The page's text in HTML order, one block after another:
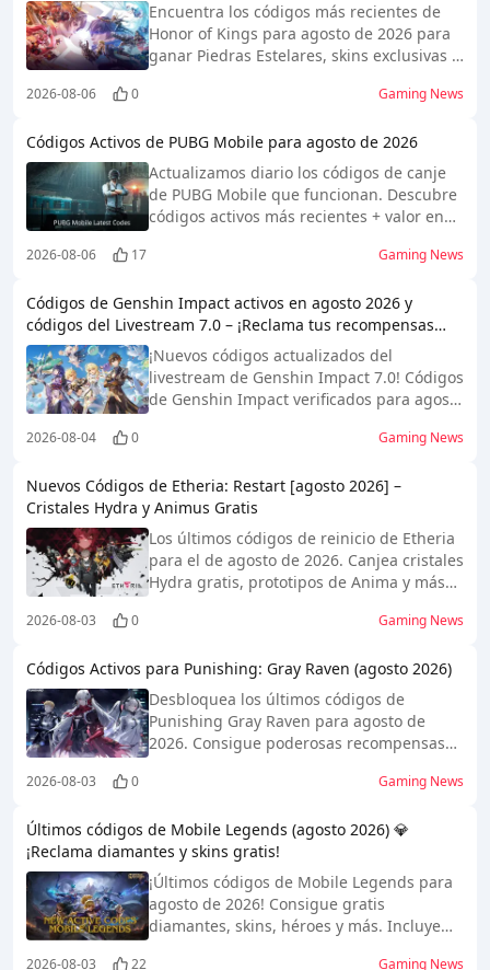
Encuentra los códigos más recientes de
Honor of Kings para agosto de 2026 para
ganar Piedras Estelares, skins exclusivas y
2026-08-06 0 Gaming News
Códigos Activos de PUBG Mobile para agosto de 2026
Actualizamos diario los códigos de canje
de PUBG Mobile que funcionan. Descubre
códigos activos más recientes + valor en
2026-08-06 17 Gaming News
Códigos de Genshin Impact activos en agosto 2026 y
códigos del Livestream 7.0 – ¡Reclama tus recompensas
gratis!
¡Nuevos códigos actualizados del
livestream de Genshin Impact 7.0! Códigos
de Genshin Impact verificados para agosto
Resina débil. Pasos de canje actualizados
soluciones. ¡Canjéalos antes de que
expiren!
2026-08-04 0 Gaming News
Nuevos Códigos de Etheria: Restart [agosto 2026] –
Cristales Hydra y Animus Gratis
Los últimos códigos de reinicio de Etheria
para el de agosto de 2026. Canjea cristales
Hydra gratis, prototipos de Anima y más
2026-08-03 0 Gaming News
Códigos Activos para Punishing: Gray Raven (agosto 2026)
Desbloquea los últimos códigos de
Punishing Gray Raven para agosto de
2026. Consigue poderosas recompensas
objetos valiosos para potenciar a tu
2026-08-03 0 Gaming News
Últimos códigos de Mobile Legends (agosto 2026) 💎
¡Reclama diamantes y skins gratis!
¡Últimos códigos de Mobile Legends para
agosto de 2026! Consigue gratis
diamantes, skins, héroes y más. Incluye
2026-08-03 22 Gaming News